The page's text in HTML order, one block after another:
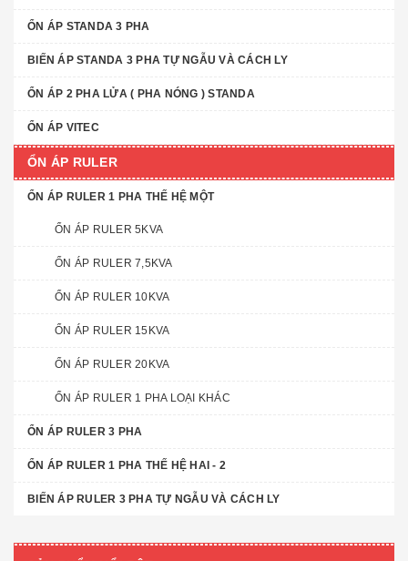
ỔN ÁP STANDA 3 PHA
BIẾN ÁP STANDA 3 PHA TỰ NGẪU VÀ CÁCH LY
ỔN ÁP 2 PHA LỬA ( PHA NÓNG ) STANDA
ỔN ÁP VITEC
ỔN ÁP RULER
ỔN ÁP RULER 1 PHA THẾ HỆ MỘT
ỔN ÁP RULER 5KVA
ỔN ÁP RULER 7,5KVA
ỔN ÁP RULER 10KVA
ỔN ÁP RULER 15KVA
ỔN ÁP RULER 20KVA
ỔN ÁP RULER 1 PHA LOẠI KHÁC
ỔN ÁP RULER 3 PHA
ỔN ÁP RULER 1 PHA THẾ HỆ HAI - 2
BIẾN ÁP RULER 3 PHA TỰ NGẪU VÀ CÁCH LY